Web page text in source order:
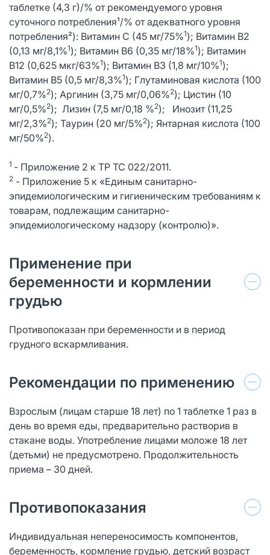
таблетке (4,3 г)/% от рекомендуемого уровня
суточного потребления¹/% от адекватного уровня
потребления²): Витамин С (45 мг/75%1); Витамин В2
(0,13 мг/8,1%1); Витамин В6 (0,35 мг/18%1); Витамин
В12 (0,625 мкг/63%1); Витамин В3 (1,8 мг/10%1);
Витамин B5 (0,5 мг/8,3%1); Глутаминовая кислота (100
мг/0,7%2); Аргинин (3,75 мг/0,06%2); Цистин (10
мг/0,5%2); Лизин (7,5 мг/0,18 %2); Инозит (11,25
мг/2,3%2); Таурин (20 мг/5%2); Янтарная кислота (100
мг/50%2).
1 - Приложение 2 к ТР ТС 022/2011.
2 - Приложение 5 к «Единым санитарно-
эпидемиологическим и гигиеническим требованиям к
товарам, подлежащим санитарно-
эпидемиологическому надзору (контролю)».
Применение при
беременности и кормлении
грудью
Противопоказан при беременности и в период
грудного вскармливания.
Рекомендации по применению
Взрослым (лицам старше 18 лет) по 1 таблетке 1 раз в
день во время еды, предварительно растворив в
стакане воды. Употребление лицами моложе 18 лет
(детьми) не предусмотрено. Продолжительность
приема – 30 дней.
Противопоказания
Индивидуальная непереносимость компонентов,
беременность, кормление грудью, детский возраст